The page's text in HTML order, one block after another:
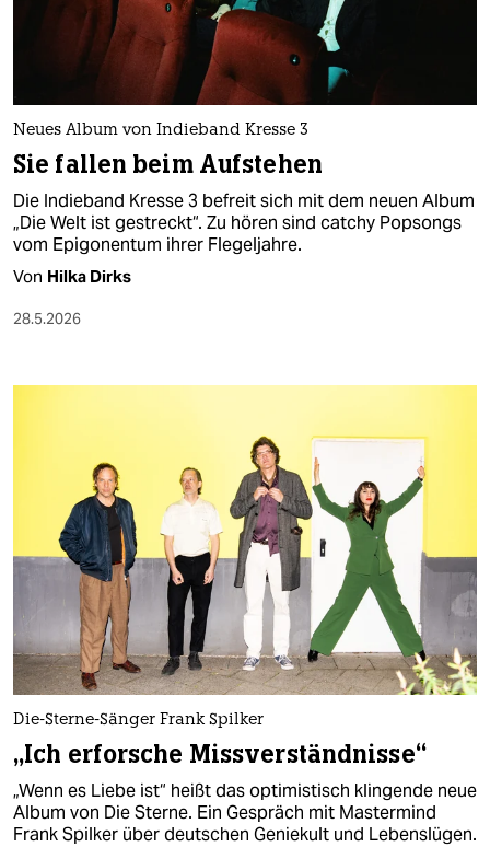
wahrheit
verlag
verlag
veranstaltungen
shop
fragen & hilfe
epaper login
Neues Album von Indieband Kresse 3
Sie fallen beim Aufstehen
Die Indieband Kresse 3 befreit sich mit dem neuen Album
„Die Welt ist gestreckt“. Zu hören sind catchy Popsongs
vom Epigonentum ihrer Flegeljahre.
Von Hilka Dirks
28.5.2026
Die-Sterne-Sänger Frank Spilker
„Ich erforsche Missverständnisse“
„Wenn es Liebe ist“ heißt das optimistisch klingende neue
Album von Die Sterne. Ein Gespräch mit Mastermind
Frank Spilker über deutschen Geniekult und Lebenslügen.